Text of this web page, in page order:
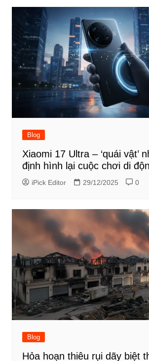
Blog
Xiaomi 17 Ultra – ‘quái vật’
định hình lại cuộc chơi di
iPick Editor 29/12/2025 0
Blog
Hỏa hoạn thiêu rụi dãy biệt